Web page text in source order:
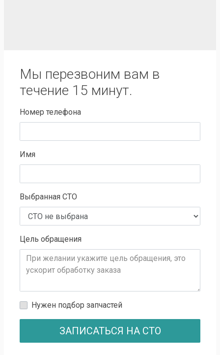
Мы перезвоним вам в
течение 15 минут.
Номер телефона
Имя
Выбранная СТО
Цель обращения
Нужен подбор запчастей
ЗАПИСАТЬСЯ НА СТО